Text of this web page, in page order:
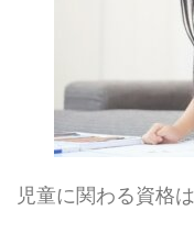
児童に関わる資格